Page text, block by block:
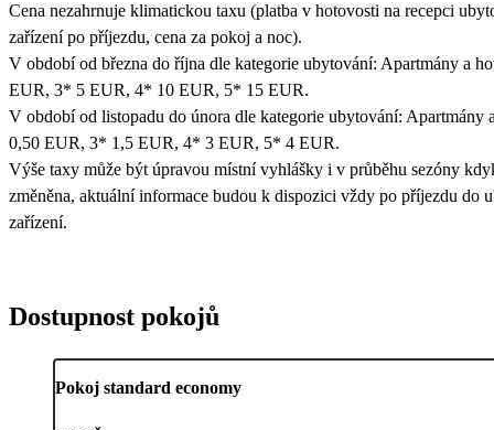
Cena nezahrnuje klimatickou taxu (platba v hotovosti na recepci
zařízení po příjezdu, cena za pokoj a noc).
V období od března do října dle kategorie ubytování: Apartmány a
EUR, 3* 5 EUR, 4* 10 EUR, 5* 15 EUR.
V období od listopadu do února dle kategorie ubytování: Apartmány
0,50 EUR, 3* 1,5 EUR, 4* 3 EUR, 5* 4 EUR.
Výše taxy může být úpravou místní vyhlášky i v průběhu sezóny
změněna, aktuální informace budou k dispozici vždy po příjezdu do
zařízení.
Dostupnost pokojů
Pokoj standard economy